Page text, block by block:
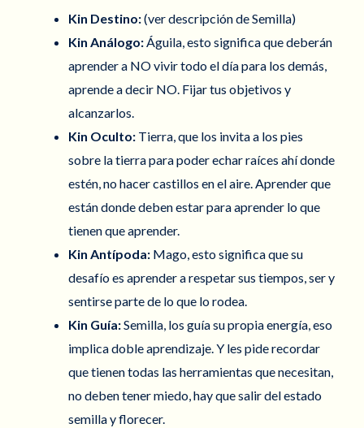
Kin Destino:(ver descripción de Semilla)
Kin Análogo:Águila, esto significa que deberán
aprender a NO vivir todo el día para los demás,
aprende a decir NO. Fijar tus objetivos y
alcanzarlos.
Kin Oculto: Tierra, que los invita a los pies
sobre la tierra para poder echar raíces ahí donde
estén, no hacer castillos en el aire. Aprender que
están donde deben estar para aprender lo que
tienen que aprender.
Kin Antípoda: Mago, esto significa que su
desafío es aprender a respetar sus tiempos, ser y
sentirse parte de lo que lo rodea.
Kin Guía:Semilla, los guía su propia energía, eso
implica doble aprendizaje. Y les pide recordar
que tienen todas las herramientas que necesitan,
no deben tener miedo, hay que salir del estado
semilla y florecer.